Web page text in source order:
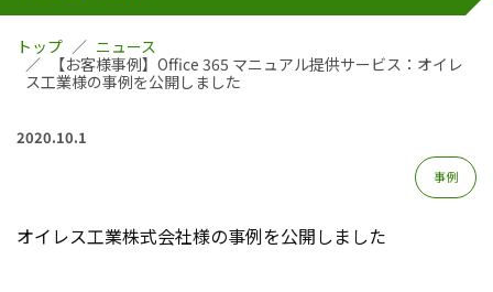
トップ
ニュース
【お客様事例】Office 365 マニュアル提供サービス：オイレ
ス工業様の事例を公開しました
2020.10.1
事例
オイレス工業株式会社様の事例を公開しました